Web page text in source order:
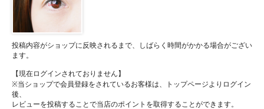
投稿内容がショップに反映されるまで、しばらく時間がかかる場合がござい
ます。
【現在ログインされておりません】
※当ショップで会員登録をされているお客様は、トップページよりログイン
後、
レビューを投稿することで当店のポイントを取得することができます。